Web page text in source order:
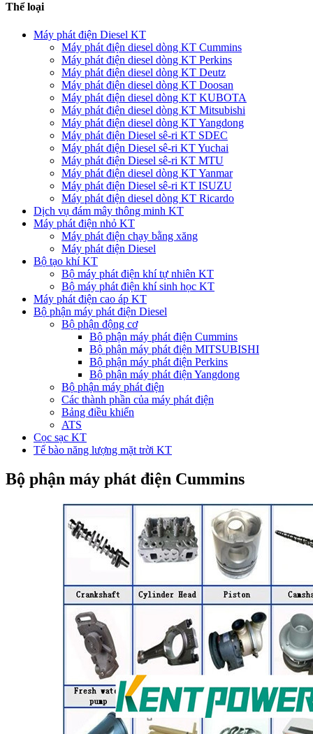
Thể loại
Máy phát điện Diesel KT
Máy phát điện diesel dòng KT Cummins
Máy phát điện diesel dòng KT Perkins
Máy phát điện diesel dòng KT Deutz
Máy phát điện diesel dòng KT Doosan
Máy phát điện diesel dòng KT KUBOTA
Máy phát điện diesel dòng KT Mitsubishi
Máy phát điện diesel dòng KT Yangdong
Máy phát điện Diesel sê-ri KT SDEC
Máy phát điện Diesel sê-ri KT Yuchai
Máy phát điện Diesel sê-ri KT MTU
Máy phát điện diesel dòng KT Yanmar
Máy phát điện Diesel sê-ri KT ISUZU
Máy phát điện diesel dòng KT Ricardo
Dịch vụ đám mây thông minh KT
Máy phát điện nhỏ KT
Máy phát điện chạy bằng xăng
Máy phát điện Diesel
Bộ tạo khí KT
Bộ máy phát điện khí tự nhiên KT
Bộ máy phát điện khí sinh học KT
Máy phát điện cao áp KT
Bộ phận máy phát điện Diesel
Bộ phận động cơ
Bộ phận máy phát điện Cummins
Bộ phận máy phát điện MITSUBISHI
Bộ phận máy phát điện Perkins
Bộ phận máy phát điện Yangdong
Bộ phận máy phát điện
Các thành phần của máy phát điện
Bảng điều khiển
ATS
Cọc sạc KT
Tế bào năng lượng mặt trời KT
Bộ phận máy phát điện Cummins